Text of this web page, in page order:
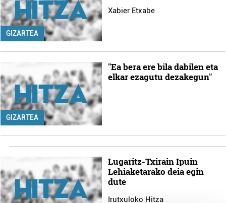
GIZARTEA
Xabier Etxabe
GIZARTEA
"Ea bera ere bila dabilen eta
elkar ezagutu dezakegun"
Lugaritz-Txirain Ipuin
Lehiaketarako deia egin
dute
Irutxuloko Hitza